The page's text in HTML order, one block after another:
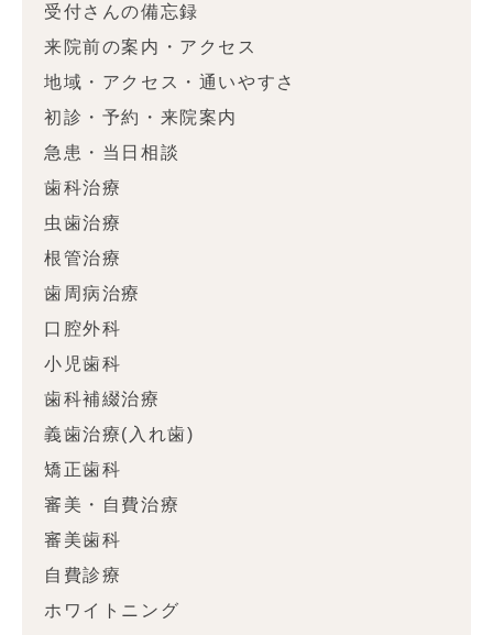
受付さんの備忘録
来院前の案内・アクセス
地域・アクセス・通いやすさ
初診・予約・来院案内
急患・当日相談
歯科治療
虫歯治療
根管治療
歯周病治療
口腔外科
小児歯科
歯科補綴治療
義歯治療(入れ歯)
矯正歯科
審美・自費治療
審美歯科
自費診療
ホワイトニング